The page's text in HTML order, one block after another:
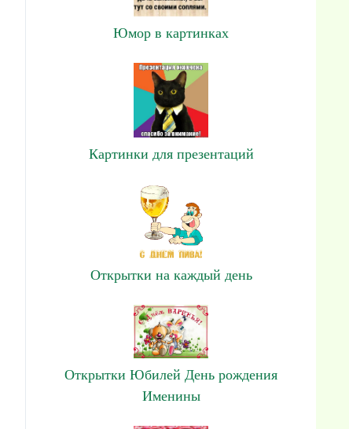
Юмор в картинках
Картинки для презентаций
Открытки на каждый день
Открытки Юбилей День рождения
Именины